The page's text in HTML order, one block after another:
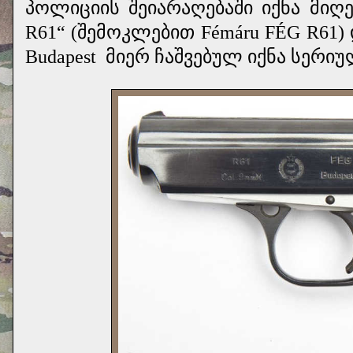
პოლიციის შეიარაღებაში იქნა
R61“ (შემოკლებით Fémáru FÉG R61)
Budapest მიერ ჩაშვებულ იქნა